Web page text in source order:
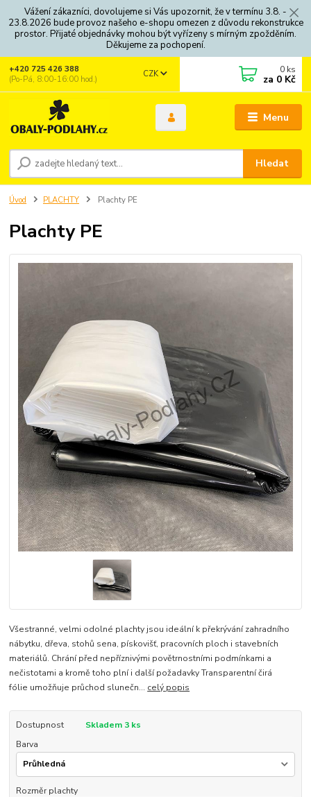
Vážení zákazníci, dovolujeme si Vás upozornit, že v termínu 3.8. -
23.8.2026 bude provoz našeho e-shopu omezen z důvodu rekonstrukce
prostor. Přijaté objednávky mohou být vyřízeny s mírným zpožděním.
Děkujeme za pochopení.
Menu
CZK
Hledat
+420 725 426 388
(Po-Pá, 8:00-16:00 hod.)
0 ks
za 0 Kč
Úvod PLACHTY Plachty PE
Plachty PE
Všestranné, velmi odolné plachty jsou ideální k překrývání zahradního
nábytku, dřeva, stohů sena, pískovišť, pracovních ploch i stavebních
materiálů. Chrání před nepříznivými povětrnostními podmínkami a
nečistotami a kromě toho plní i další požadavky Transparentní čirá
fólie umožňuje průchod slunečn... celý popis
Dostupnost
Skladem 3 ks
Barva
Rozměr plachty